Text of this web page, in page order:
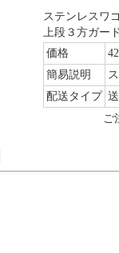
ステンレスワ
上段３方ガー
価格
簡易説明
配送タイプ
ご